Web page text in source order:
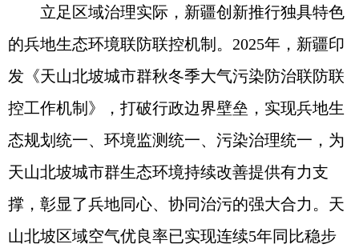
立足区域治理实际，新疆创新推行独具特色
的兵地生态环境联防联控机制。2025年，新疆印
发《天山北坡城市群秋冬季大气污染防治联防联
控工作机制》，打破行政边界壁垒，实现兵地生
态规划统一、环境监测统一、污染治理统一，为
天山北坡城市群生态环境持续改善提供有力支
撑，彰显了兵地同心、协同治污的强大合力。天
山北坡区域空气优良率已实现连续5年同比稳步